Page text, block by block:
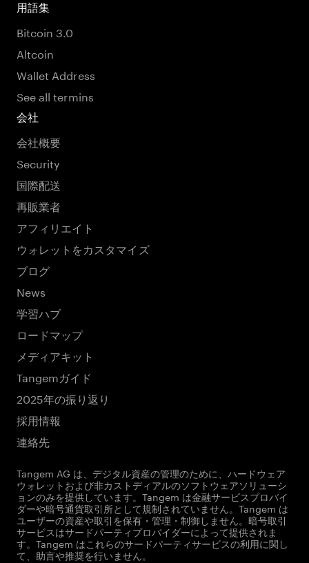
用語集
Bitcoin 3.0
Altcoin
Wallet Address
See all termins
会社
会社概要
Security
国際配送
再販業者
アフィリエイト
ウォレットをカスタマイズ
ブログ
News
学習ハブ
ロードマップ
メディアキット
Tangemガイド
2025年の振り返り
採用情報
連絡先
Tangem AG は、デジタル資産の管理のために、ハードウェア
ウォレットおよび非カストディアルのソフトウェアソリューシ
ョンのみを提供しています。Tangem は金融サービスプロバイ
ダーや暗号通貨取引所として規制されていません。Tangem は
ユーザーの資産や取引を保有・管理・制御しません。暗号取引
サービスはサードパーティプロバイダーによって提供されま
す。Tangem はこれらのサードパーティサービスの利用に関し
て、助言や推奨を行いません。